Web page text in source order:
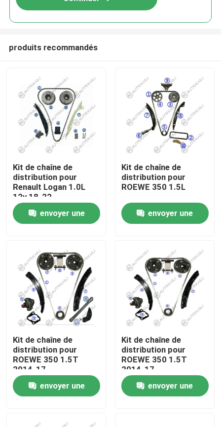
À la maison
Produits
Vidéos
Visite de l'usine
Contrôle de la qualité
Nous contacter
Nouvelles
Demandez un devis
Kit à chaînes de synchronisation
produits recommandés
Kit de chaîne de
distribution pour
Renault Logan 1.0L
12v 18-22
envoyer une
Kit de chaîne de
distribution pour
ROEWE 350 1.5L
envoyer une
Kit de chaîne de
distribution pour
ROEWE 350 1.5T
2014-17
envoyer une
Kit de chaîne de
distribution pour
ROEWE 350 1.5T
2014-17
envoyer une